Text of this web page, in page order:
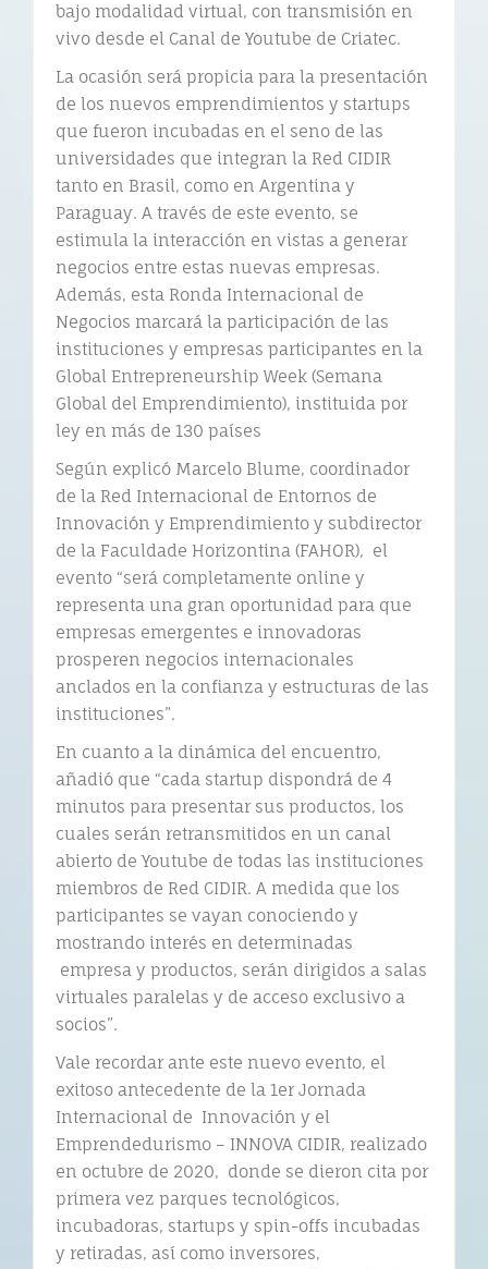
bajo modalidad virtual, con transmisión en
vivo desde el Canal de Youtube de Criatec.
La ocasión será propicia para la presentación
de los nuevos emprendimientos y startups
que fueron incubadas en el seno de las
universidades que integran la Red CIDIR
tanto en Brasil, como en Argentina y
Paraguay. A través de este evento, se
estimula la interacción en vistas a generar
negocios entre estas nuevas empresas.
Además, esta Ronda Internacional de
Negocios marcará la participación de las
instituciones y empresas participantes en la
Global Entrepreneurship Week (Semana
Global del Emprendimiento), instituida por
ley en más de 130 países
Según explicó Marcelo Blume, coordinador
de la Red Internacional de Entornos de
Innovación y Emprendimiento y subdirector
de la Faculdade Horizontina (FAHOR), el
evento “será completamente online y
representa una gran oportunidad para que
empresas emergentes e innovadoras
prosperen negocios internacionales
anclados en la confianza y estructuras de las
instituciones”.
En cuanto a la dinámica del encuentro,
añadió que “cada startup dispondrá de 4
minutos para presentar sus productos, los
cuales serán retransmitidos en un canal
abierto de Youtube de todas las instituciones
miembros de Red CIDIR. A medida que los
participantes se vayan conociendo y
mostrando interés en determinadas
empresa y productos, serán dirigidos a salas
virtuales paralelas y de acceso exclusivo a
socios”.
Vale recordar ante este nuevo evento, el
exitoso antecedente de la 1er Jornada
Internacional de Innovación y el
Emprendedurismo – INNOVA CIDIR, realizado
en octubre de 2020, donde se dieron cita por
primera vez parques tecnológicos,
incubadoras, startups y spin-offs incubadas
y retiradas, así como inversores,